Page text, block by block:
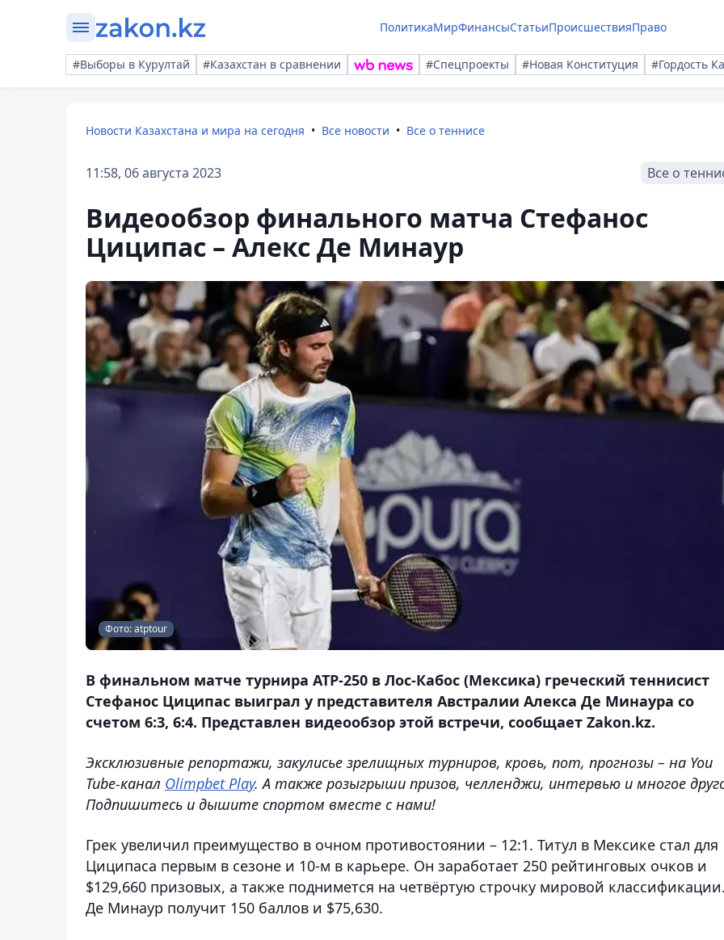
ПолитикаМирФинансыСтатьиПроисшествияПраво
#Выборы в Курултай #Казахстан в сравнении #Спецпроекты #Новая Конституция #Гордость
Новости Казахстана и мира на сегодня Все новости Все о теннисе
11:58, 06 августа 2023 Все о
Видеообзор финального матча Стефанос
Циципас – Алекс Де Минаур
Фото: atptour
В финальном матче турнира ATP-250 в Лос-Кабос (Мексика) греческий теннисист
Стефанос Циципас выиграл у представителя Австралии Алекса Де Минаура со
счетом 6:3, 6:4. Представлен видеообзор этой встречи, сообщает Zakon.kz.
Эксклюзивные репортажи, закулисье зрелищных турниров, кровь, пот, прогнозы – на You
Tube-канал Olimpbet Play. А также розыгрыши призов, челленджи, интервью и многое
Подпишитесь и дышите спортом вместе с нами!
Грек увеличил преимущество в очном противостоянии – 12:1. Титул в Мексике стал для
Циципаса первым в сезоне и 10-м в карьере. Он заработает 250 рейтинговых очков и
$129,660 призовых, а также поднимется на четвёртую строчку мировой
Де Минаур получит 150 баллов и $75,630 .